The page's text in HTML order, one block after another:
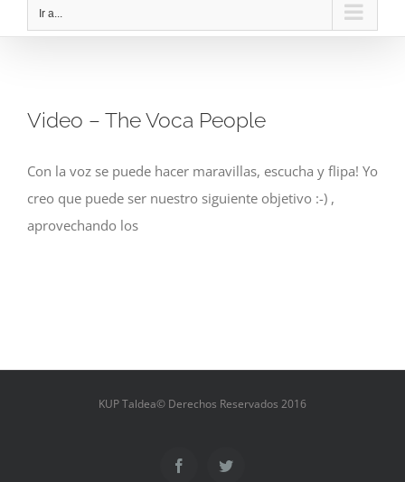
Ir a...
Video – The Voca People
Con la voz se puede hacer maravillas, escucha y flipa! Yo
creo que puede ser nuestro siguiente objetivo :-) ,
aprovechando los
KUP Taldea© Derechos Reservados 2016
FacebookTwitter